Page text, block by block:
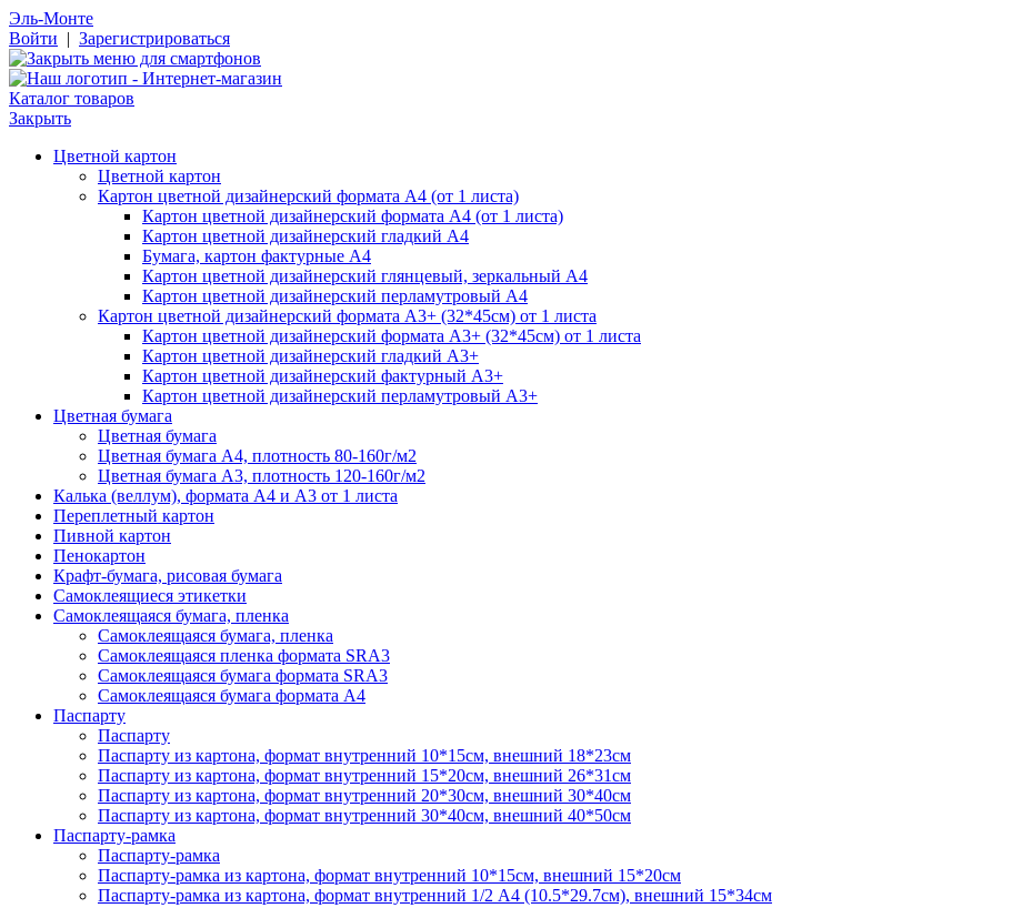
Эль-Монте
Войти | Зарегистрироваться
Каталог товаров
Закрыть
Цветной картон
Цветной картон
Картон цветной дизайнерский формата А4 (от 1 листа)
Картон цветной дизайнерский формата А4 (от 1 листа)
Картон цветной дизайнерский гладкий А4
Бумага, картон фактурные А4
Картон цветной дизайнерский глянцевый, зеркальный А4
Картон цветной дизайнерский перламутровый А4
Картон цветной дизайнерский формата А3+ (32*45см) от 1 листа
Картон цветной дизайнерский формата А3+ (32*45см) от 1 листа
Картон цветной дизайнерский гладкий А3+
Картон цветной дизайнерский фактурный А3+
Картон цветной дизайнерский перламутровый А3+
Цветная бумага
Цветная бумага
Цветная бумага А4, плотность 80-160г/м2
Цветная бумага А3, плотность 120-160г/м2
Калька (веллум), формата А4 и А3 от 1 листа
Переплетный картон
Пивной картон
Пенокартон
Крафт-бумага, рисовая бумага
Самоклеящиеся этикетки
Самоклеящаяся бумага, пленка
Самоклеящаяся бумага, пленка
Самоклеящаяся пленка формата SRА3
Самоклеящаяся бумага формата SRА3
Самоклеящаяся бумага формата А4
Паспарту
Паспарту
Паспарту из картона, формат внутренний 10*15см, внешний 18*23см
Паспарту из картона, формат внутренний 15*20см, внешний 26*31см
Паспарту из картона, формат внутренний 20*30см, внешний 30*40см
Паспарту из картона, формат внутренний 30*40см, внешний 40*50см
Паспарту-рамка
Паспарту-рамка
Паспарту-рамка из картона, формат внутренний 10*15см, внешний 15*20см
Паспарту-рамка из картона, формат внутренний 1/2 А4 (10.5*29.7см), внешний 15*34см